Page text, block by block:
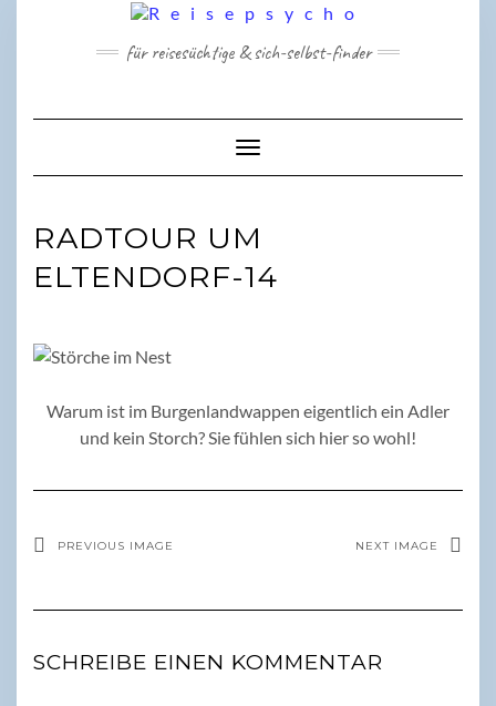
für reisesüchtige & sich-selbst-finder
Toggle Navigation
RADTOUR UM
ELTENDORF-14
Warum ist im Burgenlandwappen eigentlich ein Adler
und kein Storch? Sie fühlen sich hier so wohl!
PREVIOUS IMAGE NEXT IMAGE
SCHREIBE EINEN KOMMENTAR